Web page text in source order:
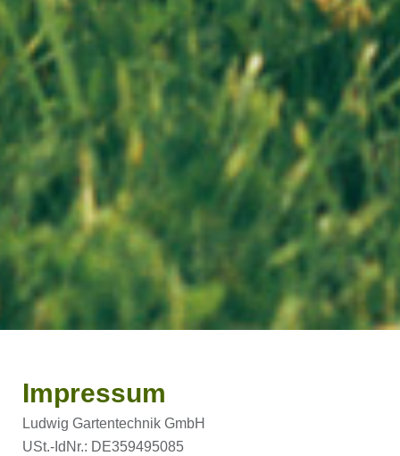
Impressum
Ludwig Gartentechnik GmbH
USt.-IdNr.: DE359495085